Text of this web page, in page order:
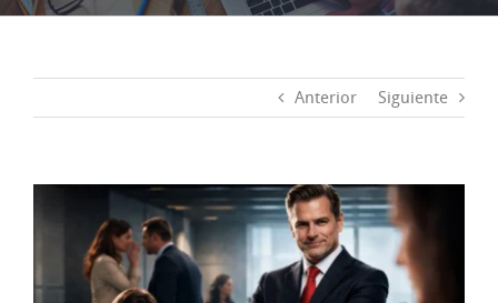
Anterior Siguiente
grande